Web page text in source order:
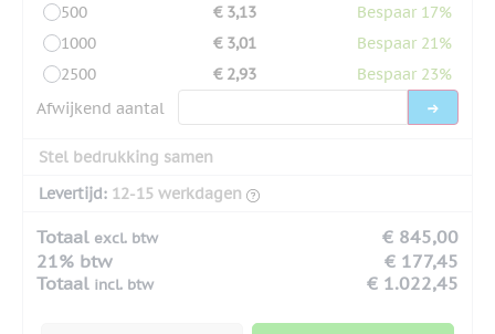
500
€ 3,13
Bespaar 17%
1000
€ 3,01
Bespaar 21%
2500
€ 2,93
Bespaar 23%
Afwijkend aantal
Stel bedrukking samen
Levertijd: 12-15 werkdagen
Totaal excl. btw
€ 845,00
21% btw
€ 177,45
Totaal incl. btw € 1.022,45